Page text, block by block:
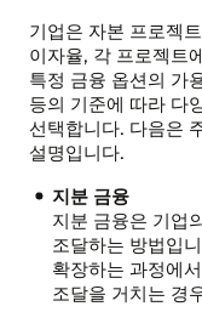
기업은 자본 프로젝
이자율, 각 프로젝트
특정 금융 옵션의 가
등의 기준에 따라 다
선택합니다. 다음은
설명입니다.
지분 금융
지분 금융은 기업
조달하는 방법입
확장하는 과정에
조달을 거치는 경